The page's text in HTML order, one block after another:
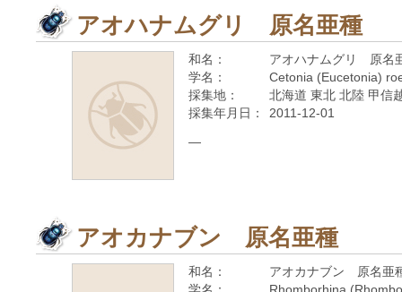
アオハナムグリ 原名亜種
和名：
アオハナムグリ 原名
学名：
Cetonia (Eucetonia)
採集地：
北海道 東北 北陸 甲信
採集年月日：
2011-12-01
—
アオカナブン 原名亜種
和名：
アオカナブン 原名亜